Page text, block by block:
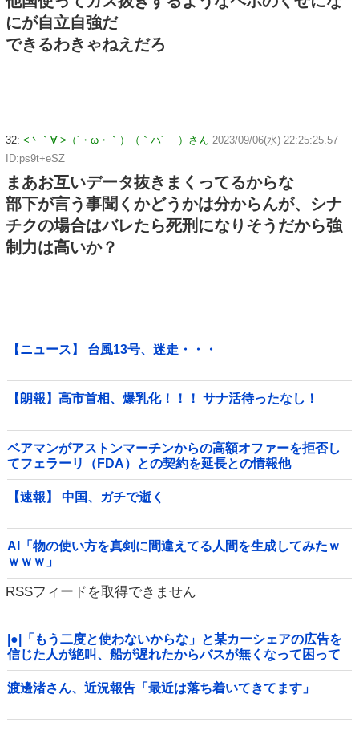
にが自立自強だ
できるわきゃねえだろ
32: <丶｀∀´>（´・ω・｀）（｀ハ´ ）さん 2023/09/06(水) 22:25:25.57
ID:ps9t+eSZ
まあお互いデータ抜きまくってるからな
部下が言う事聞くかどうかは分からんが、シナ
チクの場合はバレたら死刑になりそうだから強
制力は高いか？
【ニュース】 台風13号、迷走・・・
【朗報】高市首相、爆乳化！！！ サナ活待ったなし！
ベアマンがアストンマーチンからの高額オファーを拒否し
てフェラーリ（FDA）との契約を延長との情報他
【速報】 中国、ガチで逝く
AI「物の使い方を真剣に間違えてる人間を生成してみたｗ
ｗｗｗ」
RSSフィードを取得できません
|●|「もう二度と使わないからな」と某カーシェアの広告を
信じた人が絶叫、船が遅れたからバスが無くなって困って
たりこの看板が…
渡邊渚さん、近況報告「最近は落ち着いてきてます」